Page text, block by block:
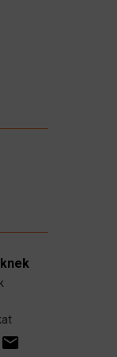
szakértő
email